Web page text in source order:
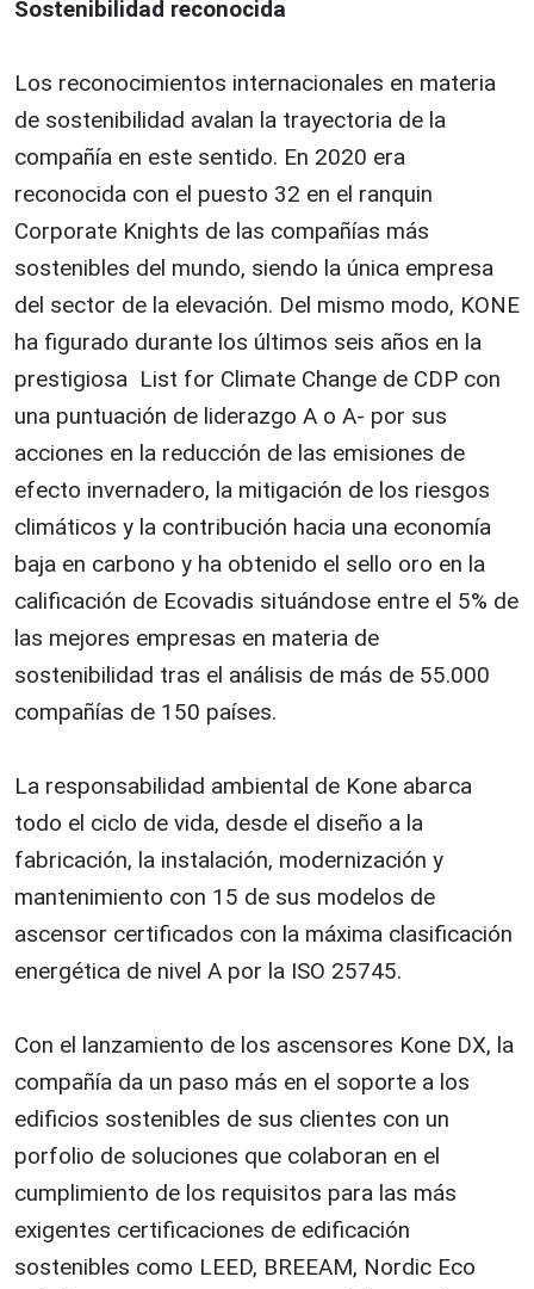
Sostenibilidad reconocida
Los reconocimientos internacionales en materia
de sostenibilidad avalan la trayectoria de la
compañía en este sentido. En 2020 era
reconocida con el puesto 32 en el ranquin
Corporate Knights de las compañías más
sostenibles del mundo, siendo la única empresa
del sector de la elevación. Del mismo modo, KONE
ha figurado durante los últimos seis años en la
prestigiosa List for Climate Change de CDP con
una puntuación de liderazgo A o A- por sus
acciones en la reducción de las emisiones de
efecto invernadero, la mitigación de los riesgos
climáticos y la contribución hacia una economía
baja en carbono y ha obtenido el sello oro en la
calificación de Ecovadis situándose entre el 5% de
las mejores empresas en materia de
sostenibilidad tras el análisis de más de 55.000
compañías de 150 países.
La responsabilidad ambiental de Kone abarca
todo el ciclo de vida, desde el diseño a la
fabricación, la instalación, modernización y
mantenimiento con 15 de sus modelos de
ascensor certificados con la máxima clasificación
energética de nivel A por la ISO 25745.
Con el lanzamiento de los ascensores Kone DX, la
compañía da un paso más en el soporte a los
edificios sostenibles de sus clientes con un
porfolio de soluciones que colaboran en el
cumplimiento de los requisitos para las más
exigentes certificaciones de edificación
sostenibles como LEED, BREEAM, Nordic Eco